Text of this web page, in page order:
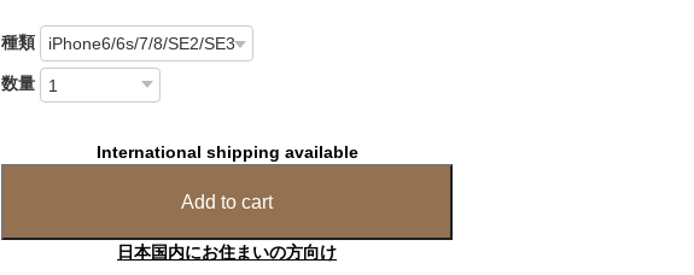
種類
数量
International shipping available
Add to cart
日本国内にお住まいの方向け